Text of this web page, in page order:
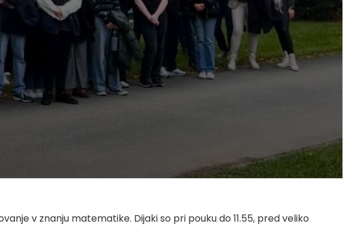
v znanju matematike. Dijaki so pri pouku do 11.55, pred veliko